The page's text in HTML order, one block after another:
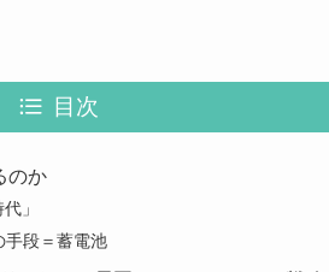
目次
のか
」
手段＝蓄電池